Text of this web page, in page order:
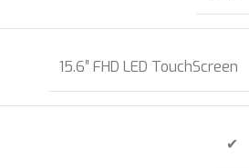
15.6″ FHD LED TouchScreen
✔